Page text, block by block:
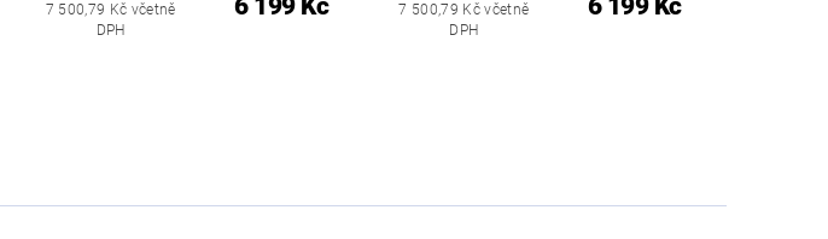
7 500,79 Kč včetně
DPH
7 500,79 Kč včetně
DPH